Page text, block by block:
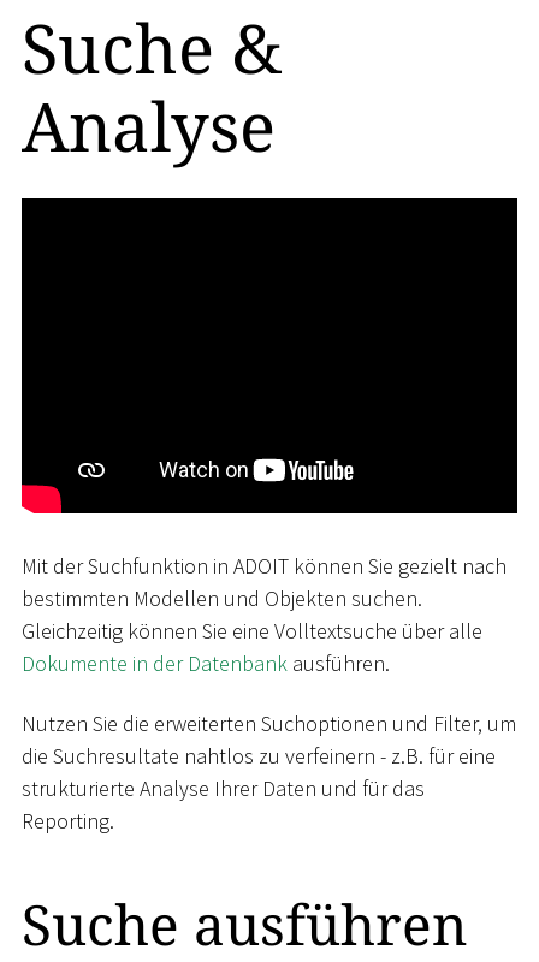
Suche &
Analyse
Mit der Suchfunktion in ADOIT können Sie gezielt nach
bestimmten Modellen und Objekten suchen.
Gleichzeitig können Sie eine Volltextsuche über alle
Dokumente in der Datenbank ausführen.
Nutzen Sie die erweiterten Suchoptionen und Filter, um
die Suchresultate nahtlos zu verfeinern - z.B. für eine
strukturierte Analyse Ihrer Daten und für das
Reporting.
Suche ausführen